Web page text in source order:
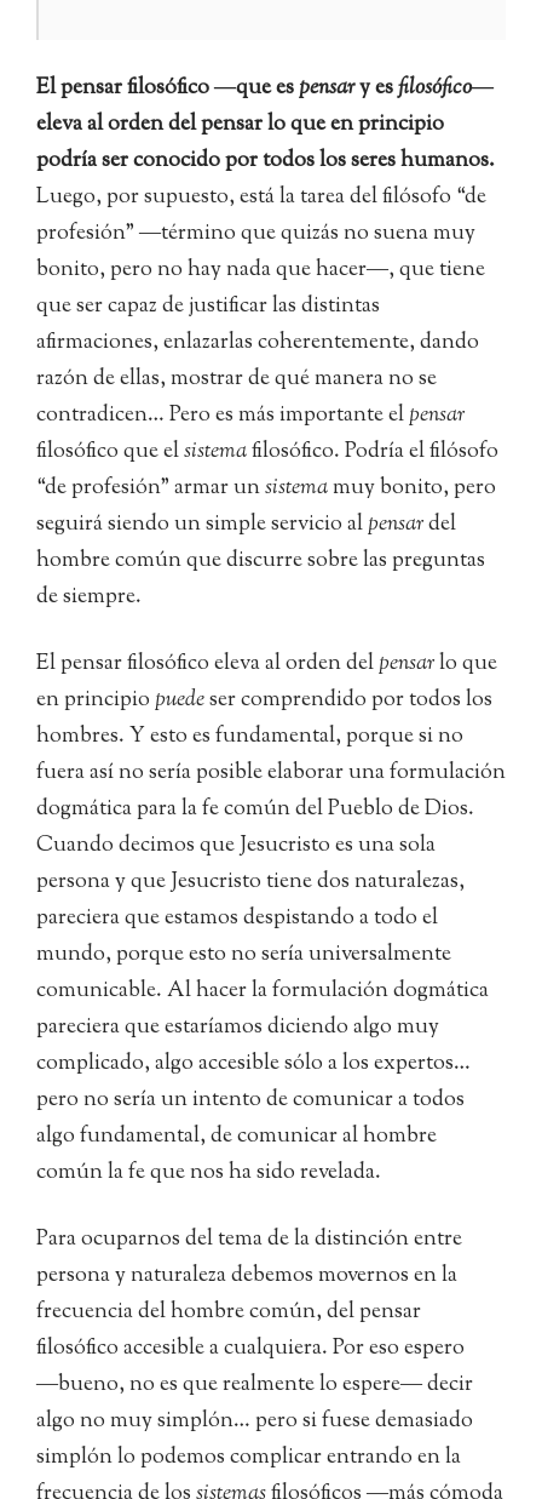
El pensar filosófico ―que espensary esfilosófico―
eleva al orden del pensar lo que en principio
podría ser conocido por todos los seres humanos.
Luego, por supuesto, está la tarea del filósofo “de
profesión” ―término que quizás no suena muy
bonito, pero no hay nada que hacer―, que tiene
que ser capaz de justificar las distintas
afirmaciones, enlazarlas coherentemente, dando
razón de ellas, mostrar de qué manera no se
contradicen… Pero es más importante elpensar
filosófico que elsistemafilosófico. Podría el filósofo
“de profesión” armar unsistemamuy bonito, pero
seguirá siendo un simple servicio alpensardel
hombre común que discurre sobre las preguntas
de siempre.
El pensar filosófico eleva al orden delpensarlo que
en principiopuedeser comprendido por todos los
hombres. Y esto es fundamental, porque si no
fuera así no sería posible elaborar una formulación
dogmática para la fe común del Pueblo de Dios.
Cuando decimos que Jesucristo es una sola
persona y que Jesucristo tiene dos naturalezas,
pareciera que estamos despistando a todo el
mundo, porque esto no sería universalmente
comunicable. Al hacer la formulación dogmática
pareciera que estaríamos diciendo algo muy
complicado, algo accesible sólo a los expertos…
pero no sería un intento de comunicar a todos
algo fundamental, de comunicar al hombre
común la fe que nos ha sido revelada.
Para ocuparnos del tema de la distinción entre
persona y naturaleza debemos movernos en la
frecuencia del hombre común, del pensar
filosófico accesible a cualquiera. Por eso espero
―bueno, no es que realmente lo espere― decir
algo no muy simplón… pero si fuese demasiado
simplón lo podemos complicar entrando en la